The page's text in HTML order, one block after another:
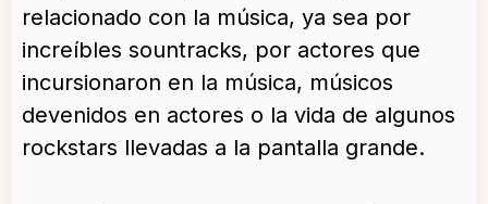
relacionado con la música, ya sea por
increíbles sountracks, por actores que
incursionaron en la música, músicos
devenidos en actores o la vida de algunos
rockstars llevadas a la pantalla grande.